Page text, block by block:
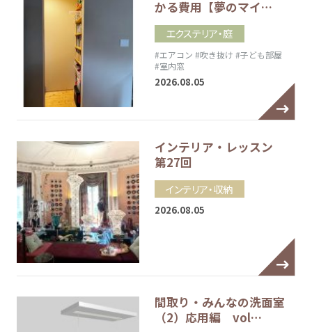
かる費用【夢のマイ…
エクステリア・庭
#エアコン #吹き抜け #子ども部屋
#室内窓
2026.08.05
インテリア・レッスン
第27回
インテリア・収納
2026.08.05
間取り・みんなの洗面室
（2）応用編 vol…